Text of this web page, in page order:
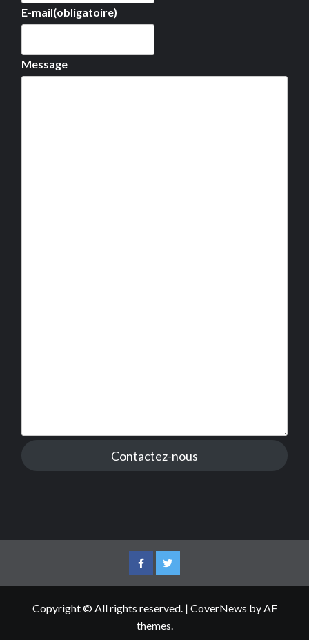
E-mail(obligatoire)
Message
Contactez-nous
FacebookTwitter
Copyright © All rights reserved. | CoverNews by AF
themes.